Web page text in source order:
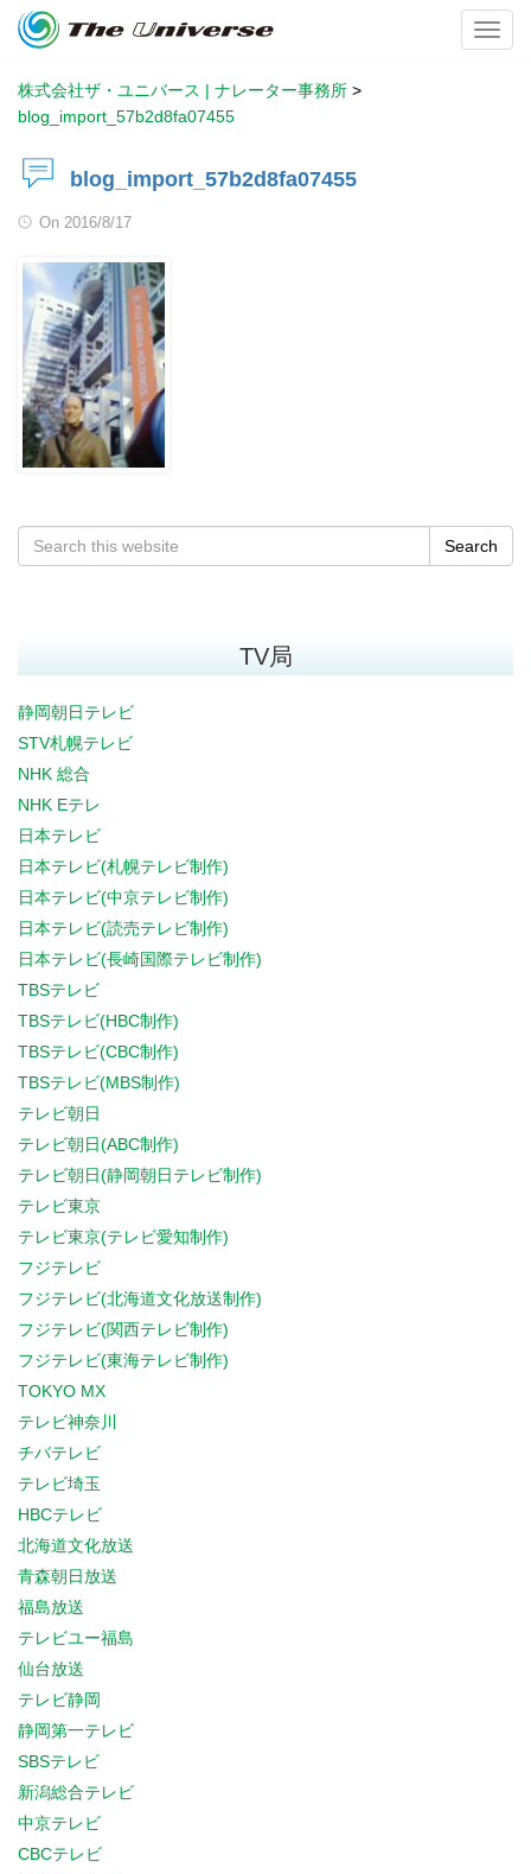
株式会社ザ・ユニバース | ナレーター事務所 >
blog_import_57b2d8fa07455
blog_import_57b2d8fa07455
On 2016/8/17
Search
TV局
静岡朝日テレビ
STV札幌テレビ
NHK 総合
NHK Eテレ
日本テレビ
日本テレビ(札幌テレビ制作)
日本テレビ(中京テレビ制作)
日本テレビ(読売テレビ制作)
日本テレビ(長崎国際テレビ制作)
TBSテレビ
TBSテレビ(HBC制作)
TBSテレビ(CBC制作)
TBSテレビ(MBS制作)
テレビ朝日
テレビ朝日(ABC制作)
テレビ朝日(静岡朝日テレビ制作)
テレビ東京
テレビ東京(テレビ愛知制作)
フジテレビ
フジテレビ(北海道文化放送制作)
フジテレビ(関西テレビ制作)
フジテレビ(東海テレビ制作)
TOKYO MX
テレビ神奈川
チバテレビ
テレビ埼玉
HBCテレビ
北海道文化放送
青森朝日放送
福島放送
テレビユー福島
仙台放送
テレビ静岡
静岡第一テレビ
SBSテレビ
新潟総合テレビ
中京テレビ
CBCテレビ